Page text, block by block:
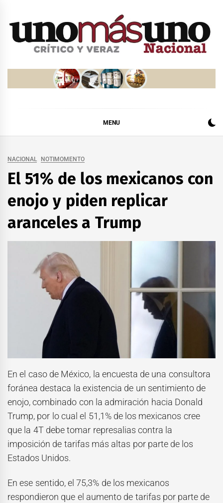
MENU
NACIONAL NOTIMOMENTO
El 51% de los mexicanos con
enojo y piden replicar
aranceles a Trump
En el caso de México, la encuesta de una consultora
foránea destaca la existencia de un sentimiento de
enojo, combinado con la admiración hacia Donald
Trump, por lo cual el 51,1% de los mexicanos cree
que la 4T debe tomar represalias contra la
imposición de tarifas más altas por parte de los
Estados Unidos.
En ese sentido, el 75,3% de los mexicanos
respondieron que el aumento de tarifas por parte de